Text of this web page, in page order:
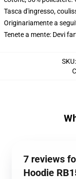
Tasca d'ingresso,
Originariamente a
Tenete a mente: Devi
SKU:
7 reviews
Hoodie